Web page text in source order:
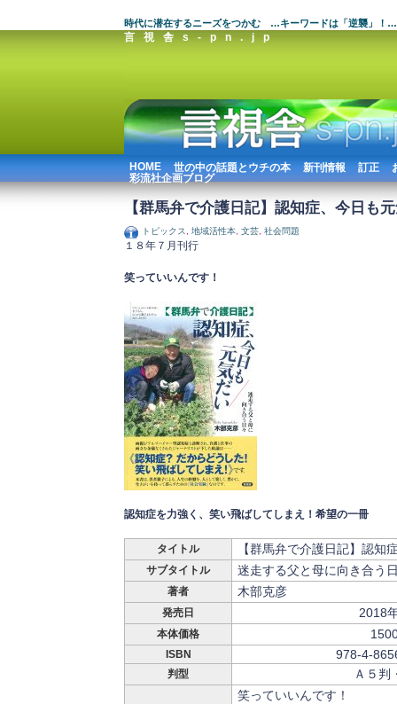
時代に潜在するニーズをつかむ …キーワードは「逆襲」！…
言視舎s-pn.jp
HOME 世の中の話題とウチの本 新刊情報 訂正
彩流社企画ブログ
【群馬弁で介護日記】認知症、今日も
トピックス, 地域活性本, 文芸, 社会問題
１８年７月刊行
笑っていいんです！
認知症を力強く、笑い飛ばしてしまえ！希望の一冊
タイトル 【群馬弁で介護日記】認知
サブタイトル 迷走する父と母に向き合う
著者 木部克彦
発売日 2018
本体価格
ISBN 978-4-
判型 Ａ５判
笑っていいんです！